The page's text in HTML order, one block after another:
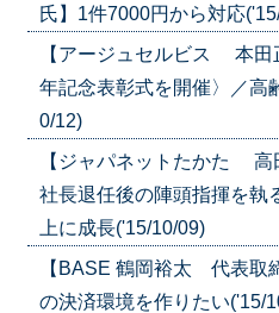
氏】1件7000円から対応
【アージュセルビス 本
年記念表彰式を開催〉／高
0/12)
【ジャパネットたかた
社長退任後の陣頭指揮を執
上に成長('15/10/09)
【BASE 鶴岡裕太 代表取
の決済環境を作りたい('15/